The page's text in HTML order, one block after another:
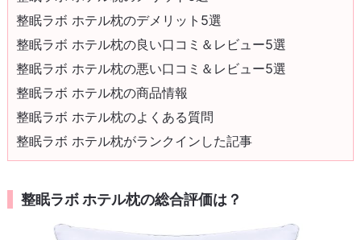
整眠ラボ ホテル枕のデメリット5選
整眠ラボ ホテル枕の良い口コミ＆レビュー5選
整眠ラボ ホテル枕の悪い口コミ＆レビュー5選
整眠ラボ ホテル枕の商品情報
整眠ラボ ホテル枕のよくある質問
整眠ラボ ホテル枕がランクインした記事
整眠ラボ ホテル枕の総合評価は？